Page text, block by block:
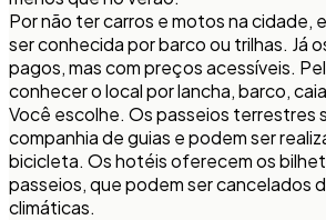
Por não ter carros e motos na cidade,
ser conhecida por barco ou trilhas. Já
pagos, mas com preços acessíveis.
conhecer o local por lancha, barco,
Você escolhe. Os passeios terrestres
companhia de guias e podem ser
bicicleta. Os hotéis oferecem os
passeios, que podem ser cancelados
climáticas.